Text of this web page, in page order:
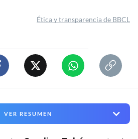
Ética y transparencia de BBCL
VER RESUMEN